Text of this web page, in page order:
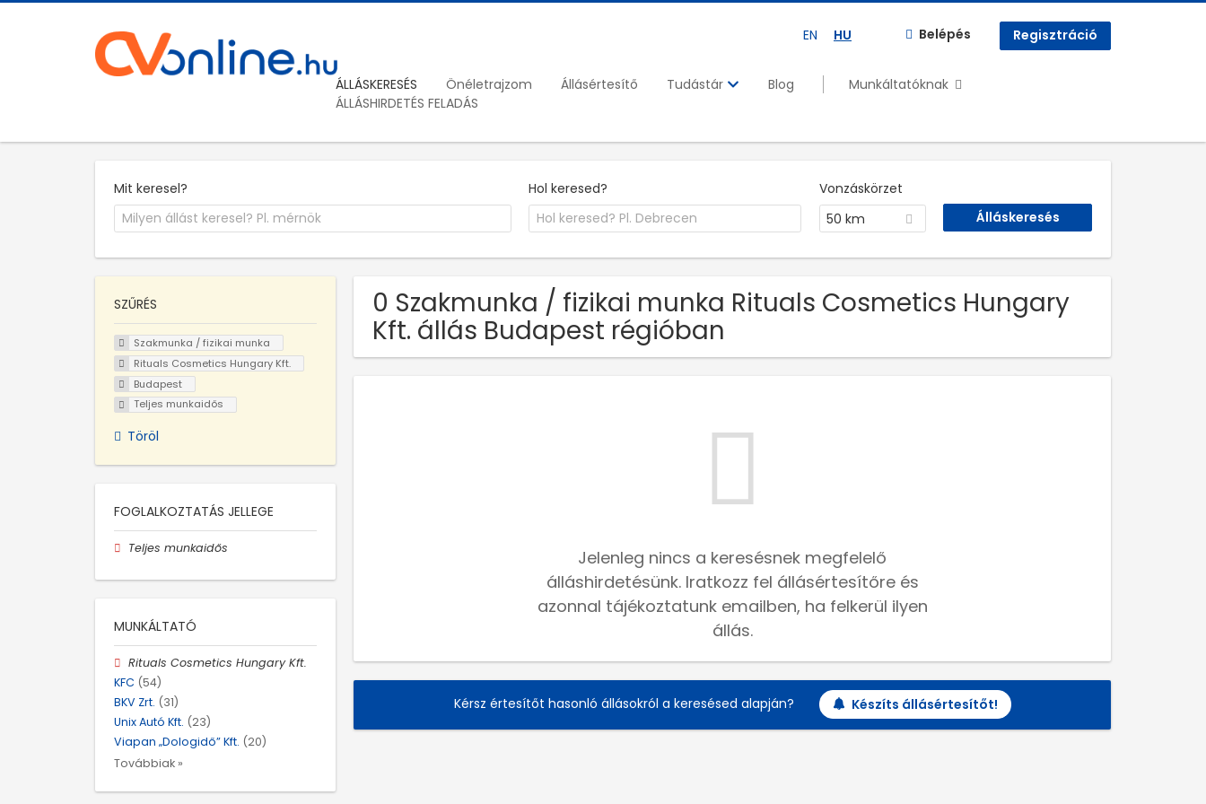
EN HU Belépés Regisztráció
ÁLLÁSKERESÉS Önéletrajzom Állásértesítő Tudástár Blog
Munkáltatóknak
ÁLLÁSHIRDETÉS FELADÁS
Mit keresel? Hol keresed?
Vonzáskörzet
50 km
0 Szakmunka / fizikai munka Rituals Cosmetics Hungary
Kft. állás Budapest régióban
Jelenleg nincs a keresésnek megfelelő
álláshirdetésünk. Iratkozz fel állásértesítőre és
azonnal tájékoztatunk emailben, ha felkerül ilyen
állás.
Kérsz értesítőt hasonló állásokról a keresésed alapján? Készíts állásértesítőt!
SZŰRÉS
Szakmunka / fizikai munka
Rituals Cosmetics Hungary Kft.
Budapest
Teljes munkaidős
Töröl
FOGLALKOZTATÁS JELLEGE
Teljes munkaidős
MUNKÁLTATÓ
Rituals Cosmetics Hungary Kft.
KFC (54)
BKV Zrt. (31)
Unix Autó Kft. (23)
Viapan „Dologidő” Kft. (20)
Továbbiak »